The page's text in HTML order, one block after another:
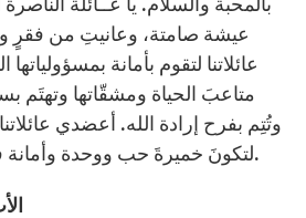
عيشة صامتة، وعانيتِ من فقرٍ
عائلاتنا لتقوم بأمانة
متاعبَ الحياة ومشقّاتها وتهتَم
وتُتِم بفرح إرادة الله. أعضدي
لتكونَ خميرةَ حب ووحدة وأمانة في قلب العالم. آميـن.